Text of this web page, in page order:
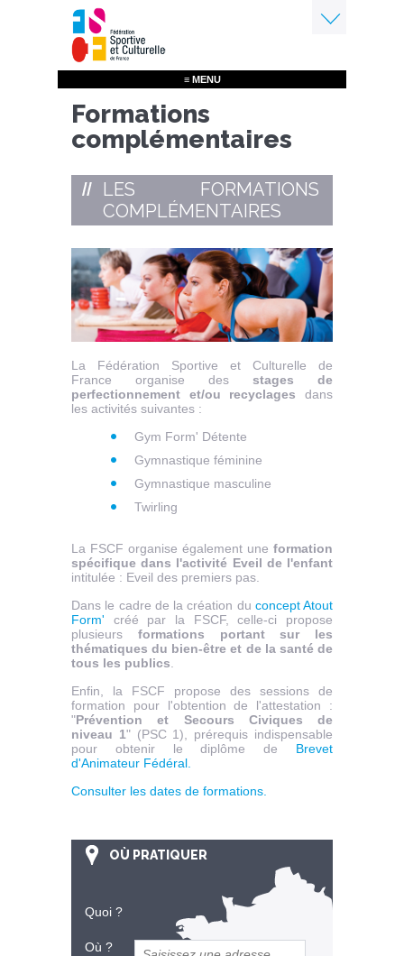
Aller
au
contenu
principal
≡ MENU
Formations
complémentaires
LES FORMATIONS
COMPLÉMENTAIRES
La Fédération Sportive et Culturelle de
France organise des stages de
perfectionnement et/ou recyclages dans
les activités suivantes :
Gym Form' Détente
Gymnastique féminine
Gymnastique masculine
Twirling
La FSCF organise également une formation
spécifique dans l'activité Eveil de l'enfant
intitulée : Eveil des premiers pas.
Dans le cadre de la création du concept Atout
Form' créé par la FSCF, celle-ci propose
plusieurs formations portant sur les
thématiques du bien-être et de la santé de
tous les publics
Enfin, la FSCF propose des sessions de
formation pour l'obtention de l'attestation :
"Prévention et Secours Civiques de
niveau 1" (PSC 1), prérequis indispensable
pour obtenir le diplôme de Brevet
d'Animateur Fédéral.
Consulter les dates de formations.
OÙ PRATIQUER
Quoi ?
Où ?